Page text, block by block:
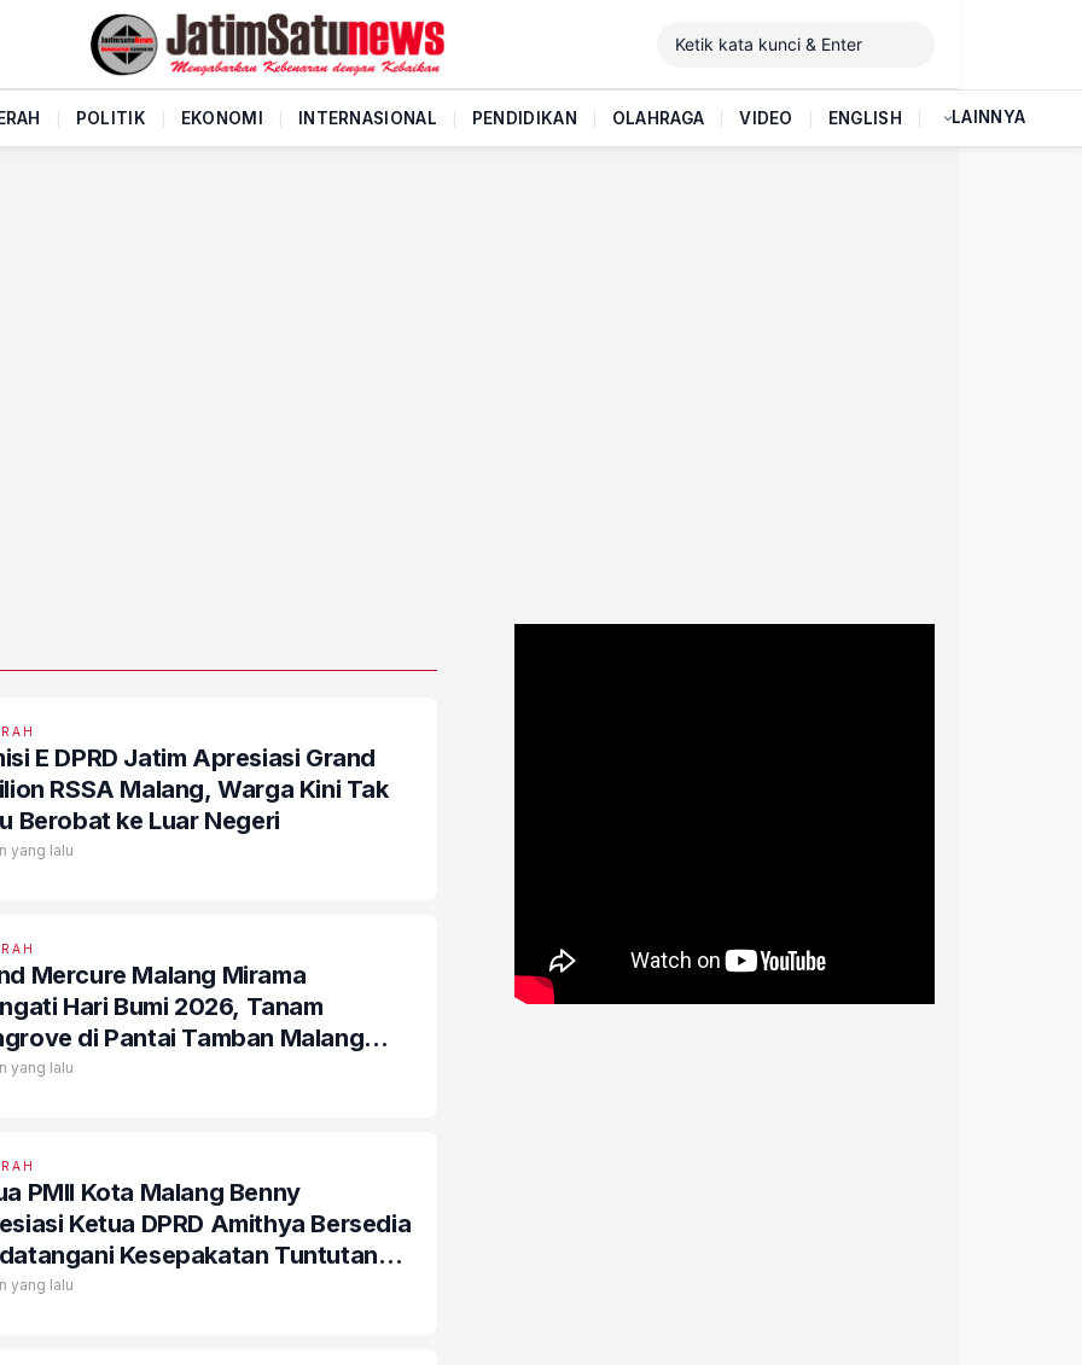
POLITIK EKONOMI INTERNASIONAL PENDIDIKAN OLAHRAGA VIDEO ENGLISH LAINNYA
E DPRD Jatim Apresiasi Grand
RSSA Malang, Warga Kini Tak
Berobat ke Luar Negeri
yang lalu
Mercure Malang Mirama
Hari Bumi 2026, Tanam
di Pantai Tamban Malang
yang lalu
PMII Kota Malang Benny
Ketua DPRD Amithya Bersedia
Kesepakatan Tuntutan
Andrie Yunus
yang lalu